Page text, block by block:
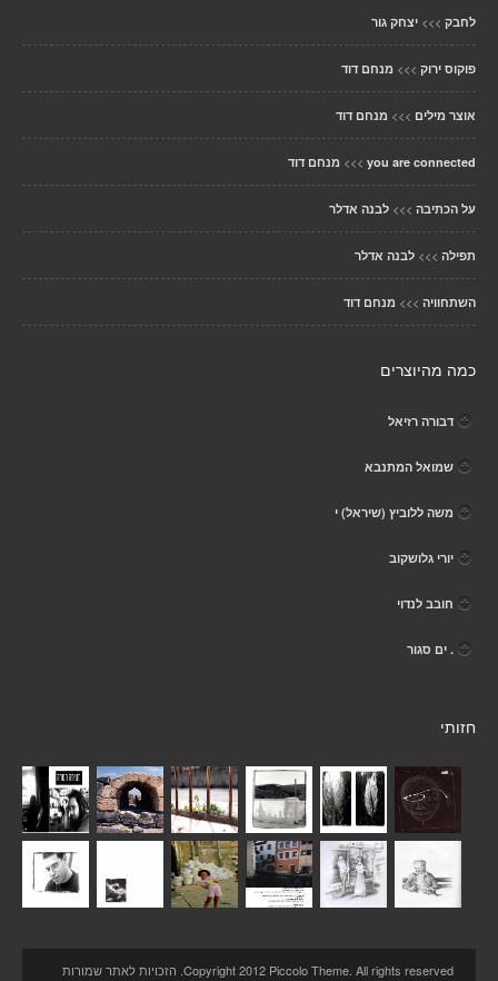
לחבק >>> יצחק גור
פוקוס ירוק >>> מנחם דוד
אוצר מילים >>> מנחם דוד
you are connected
>>> מנחם דוד
על הכתיבה >>> לבנה אדלר
תפילה >>> לבנה אדלר
השתחוויה >>> מנחם דוד
כמה מהיוצרים
דבורה רזיאל
שמואל המתנבא
משה ללוביץ (שיראל) י
יורי גלושקוב
חובב לנדוי
. ים סגור
חזותי
Copyright 2012 Piccolo Theme. All rights reserved. הזכויות לאתר שמורות